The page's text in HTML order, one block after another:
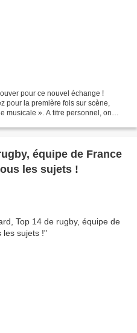
pour ce nouvel échange !
pour la première fois sur scène,
musicale ». A titre personnel, on
équipe de France
les sujets !